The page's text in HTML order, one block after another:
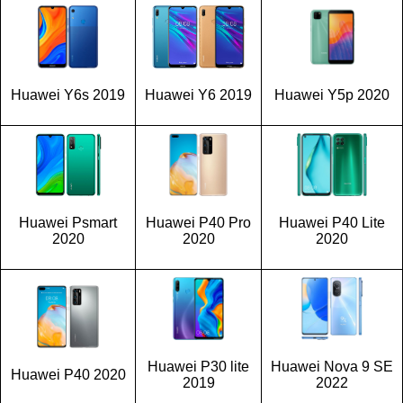
Huawei Y6s 2019 Huawei Y6 2019 Huawei Y5p 2020
Huawei Psmart
2020
Huawei P40 Pro
2020
Huawei P40 Lite
2020
Huawei P40 2020
Huawei P30 lite
2019
Huawei Nova 9 SE
2022